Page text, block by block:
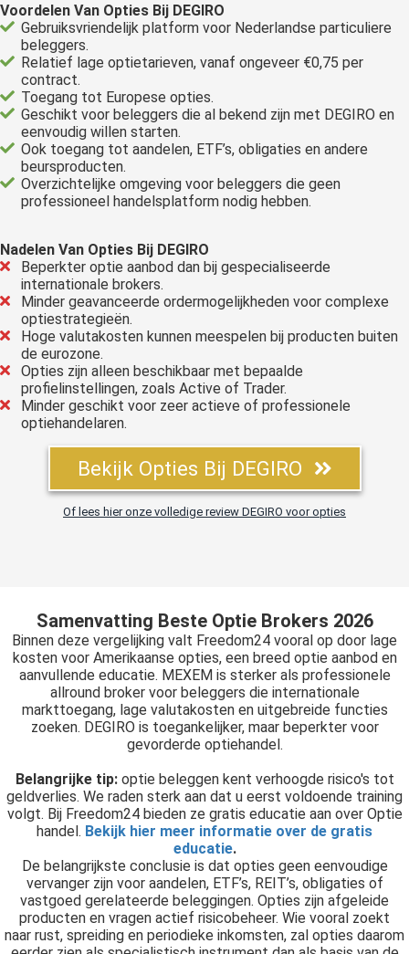
Voordelen Van Opties Bij DEGIRO
Gebruiksvriendelijk platform voor Nederlandse particuliere
beleggers.
Relatief lage optietarieven, vanaf ongeveer €0,75 per
contract.
Toegang tot Europese opties.
Geschikt voor beleggers die al bekend zijn met DEGIRO en
eenvoudig willen starten.
Ook toegang tot aandelen, ETF’s, obligaties en andere
beursproducten.
Overzichtelijke omgeving voor beleggers die geen
professioneel handelsplatform nodig hebben.
Nadelen Van Opties Bij DEGIRO
Beperkter optie aanbod dan bij gespecialiseerde
internationale brokers.
Minder geavanceerde ordermogelijkheden voor complexe
optiestrategieën.
Hoge valutakosten kunnen meespelen bij producten buiten
de eurozone.
Opties zijn alleen beschikbaar met bepaalde
profielinstellingen, zoals Active of Trader.
Minder geschikt voor zeer actieve of professionele
optiehandelaren.
Bekijk Opties Bij DEGIRO
Of lees hier onze volledige review DEGIRO voor opties
Samenvatting Beste Optie Brokers 2026
Binnen deze vergelijking valt Freedom24 vooral op door lage
kosten voor Amerikaanse opties, een breed optie aanbod en
aanvullende educatie. MEXEM is sterker als professionele
allround broker voor beleggers die internationale
markttoegang, lage valutakosten en uitgebreide functies
zoeken. DEGIRO is toegankelijker, maar beperkter voor
gevorderde optiehandel.
Belangrijke tip: optie beleggen kent verhoogde risico's tot
geldverlies. We raden sterk aan dat u eerst voldoende training
volgt. Bij Freedom24 bieden ze gratis educatie aan over Optie
handel. Bekijk hier meer informatie over de gratis
educatie.
De belangrijkste conclusie is dat opties geen eenvoudige
vervanger zijn voor aandelen, ETF’s, REIT’s, obligaties of
vastgoed gerelateerde beleggingen. Opties zijn afgeleide
producten en vragen actief risicobeheer. Wie vooral zoekt
naar rust, spreiding en periodieke inkomsten, zal opties daarom